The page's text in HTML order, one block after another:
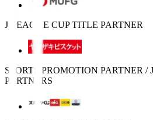
J.LEAGUE CUP TITLE PARTNER
SPORTS PROMOTION PARTNER /
PARTNERS